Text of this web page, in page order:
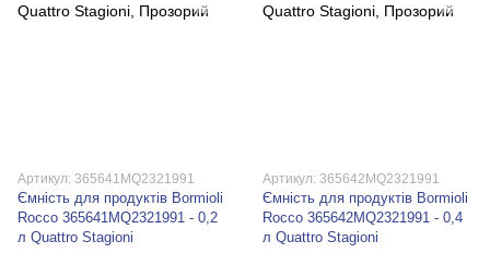
Артикул: 365641MQ2321991
Ємність для продуктів Bormioli
Rocco 365641MQ2321991 - 0,2
л Quattro Stagioni
Артикул: 365642MQ2321991
Ємність для продуктів Bormioli
Rocco 365642MQ2321991 - 0,4
л Quattro Stagioni